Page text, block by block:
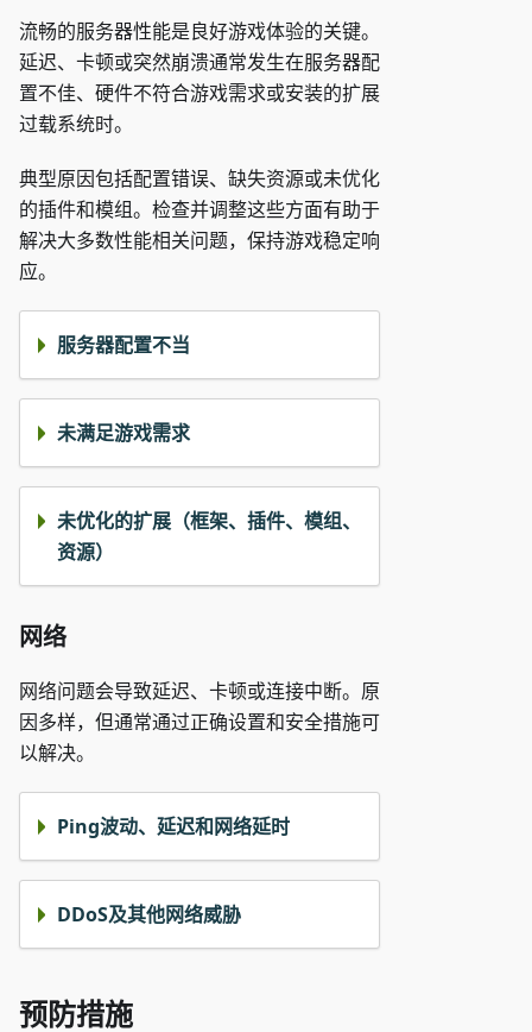
流畅的服务器性能是良好游戏体验的关键。
延迟、卡顿或突然崩溃通常发生在服务器配
置不佳、硬件不符合游戏需求或安装的扩展
过载系统时。
典型原因包括配置错误、缺失资源或未优化
的插件和模组。检查并调整这些方面有助于
解决大多数性能相关问题，保持游戏稳定响
应。
服务器配置不当
未满足游戏需求
未优化的扩展（框架、插件、模组、
资源）
网络
网络问题会导致延迟、卡顿或连接中断。原
因多样，但通常通过正确设置和安全措施可
以解决。
Ping波动、延迟和网络延时
DDoS及其他网络威胁
预防措施